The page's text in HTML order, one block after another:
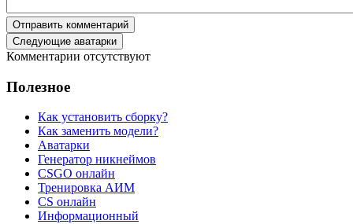
Отправить комментарий
Следующие аватарки
Комментарии отсутствуют
Полезное
Как установить сборку?
Как заменить модели?
Аватарки
Генератор никнеймов
CSGO онлайн
Тренировка АИМ
CS онлайн
Информационный